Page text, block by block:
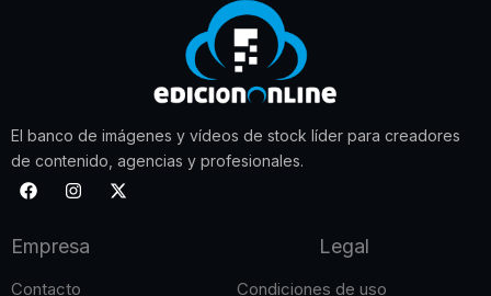
El banco de imágenes y vídeos de stock líder para creadores
de contenido, agencias y profesionales.
F
a
b
o
I
n
a
r
X
-
Empresa
Contacto
Legal
Condiciones de uso